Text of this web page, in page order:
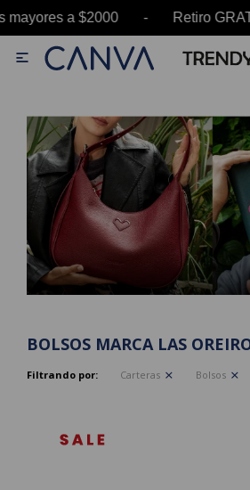
a $2000 - Retiro GRATIS

BOLSOS MARCA LAS
Filtrando por: Carteras Bolsos